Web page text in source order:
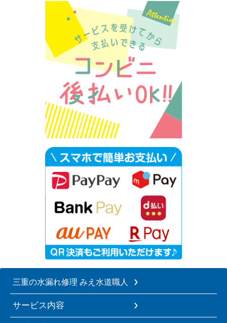
三重の水漏れ修理 みえ水道職人
サービス内容